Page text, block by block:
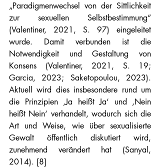
„Paradigmenwechsel von der Sittlichkeit
zur sexuellen Selbstbestimmung“
(Valentiner, 2021, S. 97) eingeleitet
wurde. Damit verbunden ist die
Notwendigkeit und Gestaltung von
Konsens (Valentiner, 2021, S. 19;
Garcia, 2023; Saketopoulou, 2023).
Aktuell wird dies insbesondere rund um
die Prinzipien ‚Ja heißt Ja‘ und ‚Nein
heißt Nein‘ verhandelt, wodurch sich die
Art und Weise, wie über sexualisierte
Gewalt öffentlich diskutiert wird,
zunehmend verändert hat (Sanyal,
2014). [8]